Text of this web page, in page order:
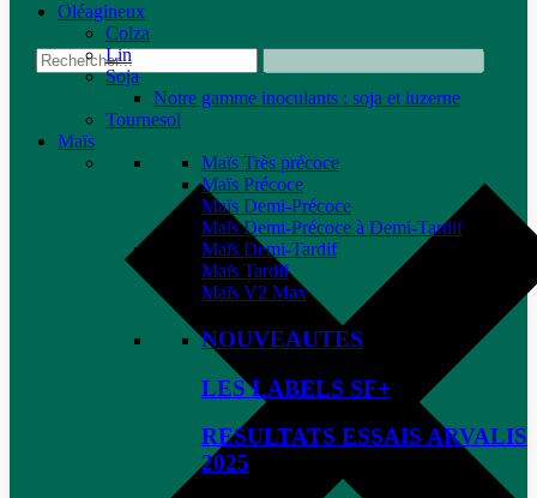
Oléagineux
Colza
Lin
Soja
Notre gamme inoculants : soja et luzerne
Tournesol
Maïs
Maïs Très précoce
Maïs Précoce
Maïs Demi-Précoce
Maïs Demi-Précoce à Demi-Tardif
Maïs Demi-Tardif
Maïs Tardif
Maïs V2 Max
NOUVEAUTES
LES LABELS SF+
RESULTATS ESSAIS ARVALIS
2025